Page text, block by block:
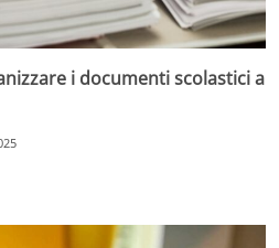
i documenti scolastici a